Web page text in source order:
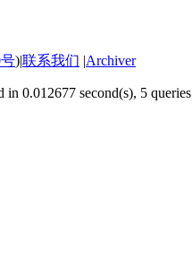
)|联系我们 |Archiver
in 0.012677 second(s), 5 queries